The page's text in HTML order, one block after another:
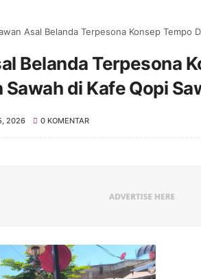
Asal Belanda Terpesona Konsep Tempo Dulu
Belanda Terpesona
di Kafe Qopi
2026 0 KOMENTAR